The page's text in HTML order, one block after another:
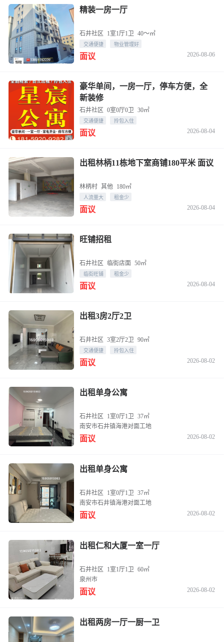
精装一房一厅
石井社区 1室1厅1卫 40～㎡
交通便捷 物业管理好
面议 2026-08-06
豪华单间，一房一厅，停车方便，全
新装修
石井社区 0室0厅0卫 30㎡
交通便捷 拎包入住
面议 2026-08-04
出租林柄11栋地下室商铺180平米 面议
林柄村 其他 180㎡
人流量大 租金少
面议 2026-08-04
旺铺招租
石井社区 临街店面 50㎡
临街旺铺 租金少
面议 2026-08-04
出租3房2厅2卫
石井社区 3室2厅2卫 90㎡
交通便捷 拎包入住
面议 2026-08-02
出租单身公寓
石井社区 1室0厅1卫 37㎡
南安市石井镇海港对面工地
面议 2026-08-02
出租单身公寓
石井社区 1室0厅1卫 37㎡
南安市石井镇海港对面工地
面议 2026-08-02
出租仁和大厦一室一厅
石井社区 1室1厅1卫 60㎡
泉州市
面议 2026-08-02
出租两房一厅一厨一卫